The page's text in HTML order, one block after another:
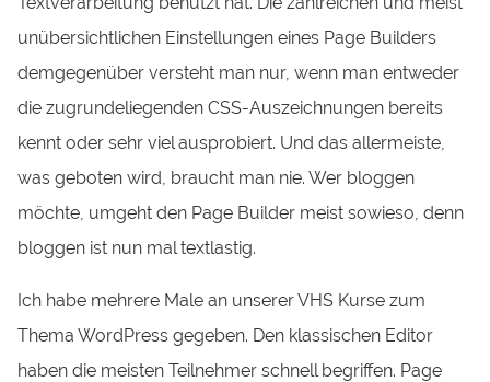
unübersichtlichen Einstellungen eines Page Builders
demgegenüber versteht man nur, wenn man entweder
die zugrundeliegenden CSS-Auszeichnungen bereits
kennt oder sehr viel ausprobiert. Und das allermeiste,
was geboten wird, braucht man nie. Wer bloggen
möchte, umgeht den Page Builder meist sowieso, denn
bloggen ist nun mal textlastig.
Ich habe mehrere Male an unserer VHS Kurse zum
Thema WordPress gegeben. Den klassischen Editor
haben die meisten Teilnehmer schnell begriffen. Page